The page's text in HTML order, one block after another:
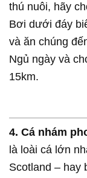
thú nuôi, hãy
Bơi dưới đáy
và ăn chúng
Ngủ ngày và
15km.
4. Cá nhám
là loài cá lớn
Scotland – hay